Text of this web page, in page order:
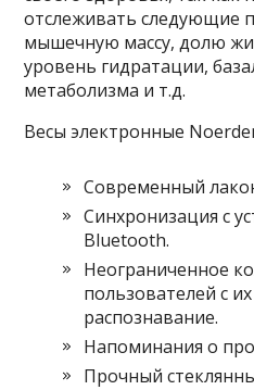
отслеживать следующие
мышечную массу, долю
уровень гидратации,
метаболизма и т.д.
Весы электронные
Современный
Синхронизация с
Bluetooth.
Неограниченное
пользователей с
распознавание.
Напоминания о
Прочный